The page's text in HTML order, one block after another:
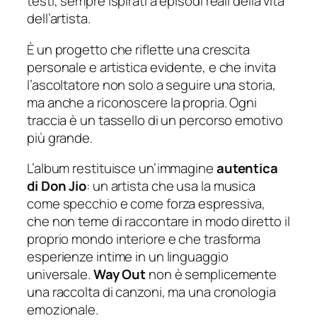
dell’artista.
È un progetto che riflette una crescita
personale e artistica evidente, e che invita
l’ascoltatore non solo a seguire una storia,
ma anche a riconoscere la propria. Ogni
traccia è un tassello di un percorso emotivo
più grande.
L’album restituisce un’immagineautentica
di Don Jio: un artista che usa la musica
come specchio e come forza espressiva,
che non teme di raccontare in modo diretto il
proprio mondo interiore e che trasforma
esperienze intime in un linguaggio
universale.Way Outnon è semplicemente
una raccolta di canzoni, ma una cronologia
emozionale.